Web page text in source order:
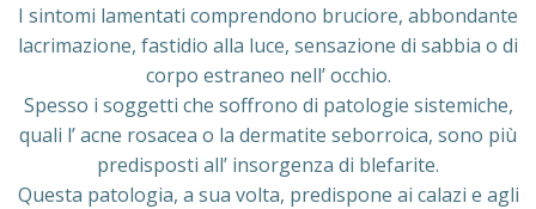
I sintomi lamentati comprendono bruciore, abbondante
lacrimazione, fastidio alla luce, sensazione di sabbia o di
corpo estraneo nell’ occhio.
Spesso i soggetti che soffrono di patologie sistemiche,
quali l’ acne rosacea o la dermatite seborroica, sono più
predisposti all’ insorgenza di blefarite.
Questa patologia, a sua volta, predispone ai calazi e agli